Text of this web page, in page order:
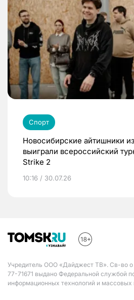
Спорт
Новосибирские айтишники
выиграли всероссийский
Strike 2
10:16 / 30.07.26
Учредитель ООО «Дайджест ТВ». Св-во
77-71671 выдано Федеральной службой
информационных технологий и массовых